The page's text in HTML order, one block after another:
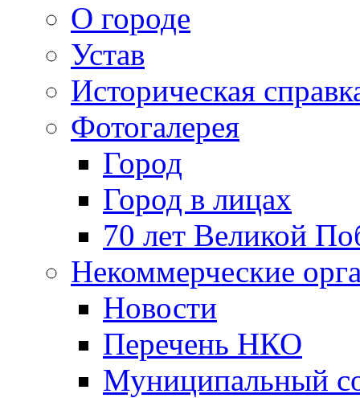
О городе
Устав
Историческая
Фотогалерея
Город
Город в лицах
70 лет Великой
Некоммерческие
Новости
Перечень НКО
Муниципальный